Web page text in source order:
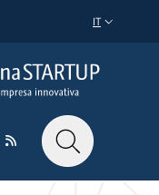
SELETTORE
IT